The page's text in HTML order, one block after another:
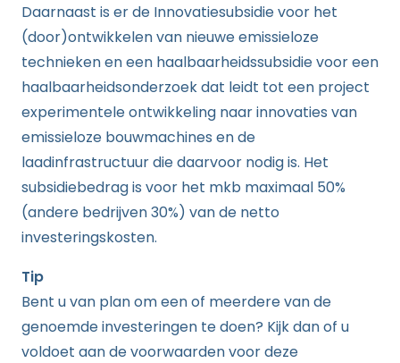
Daarnaast is er de Innovatiesubsidie voor het
(door)ontwikkelen van nieuwe emissieloze
technieken en een haalbaarheidssubsidie voor een
haalbaarheidsonderzoek dat leidt tot een project
experimentele ontwikkeling naar innovaties van
emissieloze bouwmachines en de
laadinfrastructuur die daarvoor nodig is. Het
subsidiebedrag is voor het mkb maximaal 50%
(andere bedrijven 30%) van de netto
investeringskosten.
Tip
Bent u van plan om een of meerdere van de
genoemde investeringen te doen? Kijk dan of u
voldoet aan de voorwaarden voor deze